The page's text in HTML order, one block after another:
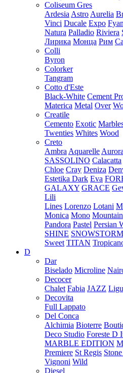
Coliseum Gres
Ardesia Astro Aurelia
Vinci Ducale Expo
Natura Palladio Riviera
Лирика Монца Рим
Colli
Byron
Colorker
Tangram
Cotto d'Este
Black-White Cement
Materica Metal Over
Creatile
Cemento Exotic
Twenties Whites Wood
Creto
Ambra Aquarelle Aurora
SASSOLINO Calacatta
Chloe Cray Deniza
Estetika Dark Eva
GALAXY GRACE
Lili
Lines Lorenzo Lotani
Monica Mono Mountain
Pandora Pastel Persian
SHINE SNOWSTORM
Sweet TITAN
D
Dar
Biselado Microline
Decocer
Chalet Fabia JAZZ
Decovita
Full Lappato
Del Conca
Alchimia Bioterre
Deco Studio Foreste D
MARBLE EDITION
Premiere St Regis
Vignoni Wild
Diesel